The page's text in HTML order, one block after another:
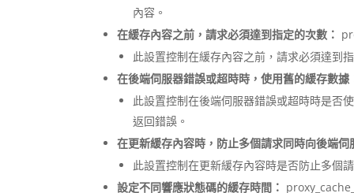
內容。
在緩存內容之前，請求必須達到指定的次數：
此設置控制在緩存內容之前，請求必須達到
在後端伺服器錯誤或超時時，使用舊的緩存數據
此設置控制在後端伺服器錯誤或超時時是否
返回錯誤。
在更新緩存內容時，防止多個請求同時向後端伺
此設置控制在更新緩存內容時是否防止多個
設定不同響應狀態碼的緩存時間：